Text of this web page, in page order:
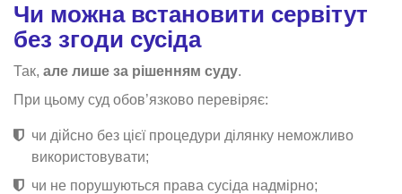
Чи можна встановити сервітут
без згоди сусіда
Так, але лише за рішенням суду.
При цьому суд обов’язково перевіряє:
чи дійсно без цієї процедури ділянку неможливо
використовувати;
чи не порушуються права сусіда надмірно;